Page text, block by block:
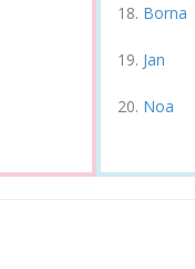
Borna
Jan
Noa